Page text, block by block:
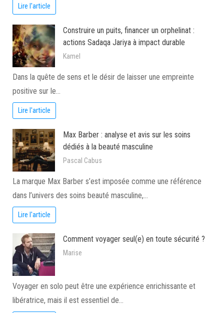
Lire l'article
Construire un puits, financer un orphelinat :
actions Sadaqa Jariya à impact durable
Kamel
Dans la quête de sens et le désir de laisser une empreinte
positive sur le…
Lire l'article
Max Barber : analyse et avis sur les soins
dédiés à la beauté masculine
Pascal Cabus
La marque Max Barber s’est imposée comme une référence
dans l’univers des soins beauté masculine,…
Lire l'article
Comment voyager seul(e) en toute sécurité ?
Marise
Voyager en solo peut être une expérience enrichissante et
libératrice, mais il est essentiel de…